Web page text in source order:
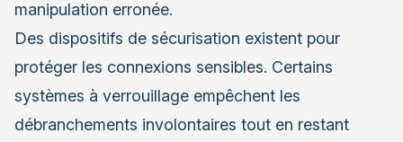
manipulation erronée.
Des dispositifs de sécurisation existent pour
protéger les connexions sensibles. Certains
systèmes à verrouillage empêchent les
débranchements involontaires tout en restant